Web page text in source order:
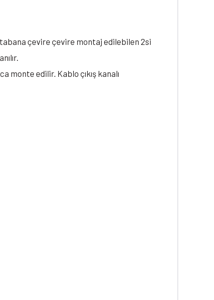
tabana çevire çevire montaj edilebilen 2si
monte edilir. Kablo çıkış kanalı